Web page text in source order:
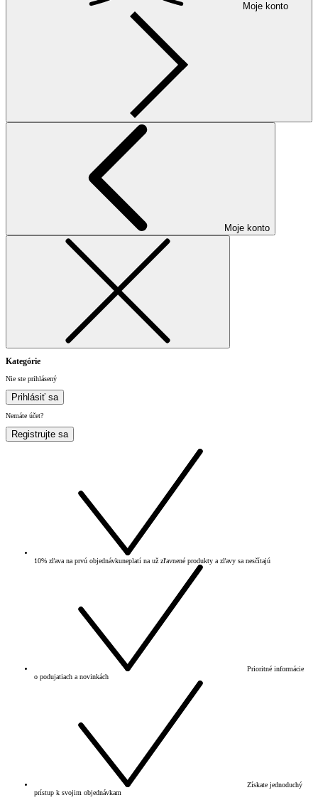
Moje konto
Moje konto
Kategórie
Nie ste prihlásený
Prihlásiť sa
Nemáte účet?
Registrujte sa
10% zľava na prvú objednávkuneplatí na už zľavnené produkty a zľavy sa nesčítajú
Prioritné informácie
o podujatiach a novinkách
Získate jednoduchý
prístup k svojim objednávkam